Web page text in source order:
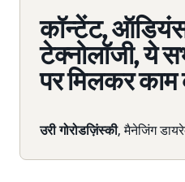
कॉन्टेंट,
टेक्नोलॉजी, ये
पर मिलकर
उरी गोरोडज़िंस्की, मैनेजिंग